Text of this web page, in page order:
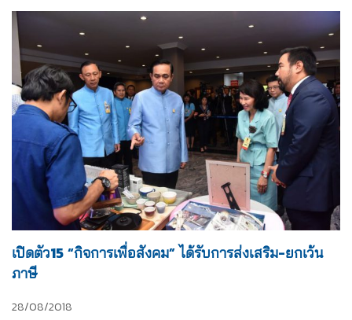
เปิดตัว15 “กิจการเพื่อสังคม” ได้รับการส่งเสริม-ยกเว้น
ภาษี
28/08/2018